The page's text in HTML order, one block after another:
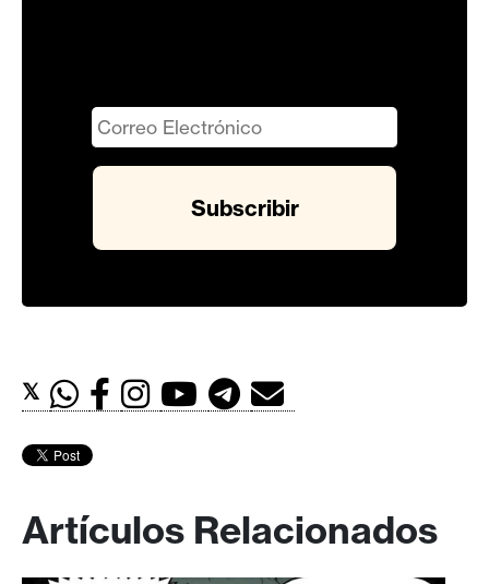
𝕏
Artículos Relacionados